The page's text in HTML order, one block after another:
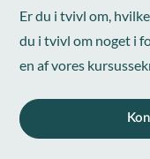
Er du i tvivl om,
du i tvivl om noget i
en af vores